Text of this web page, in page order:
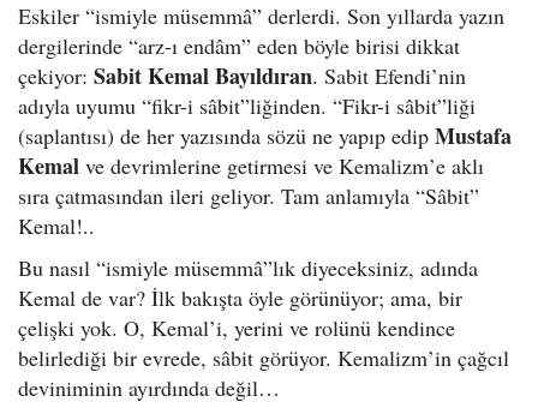
Eskiler “ismiyle müsemmâ” derlerdi. Son yıllarda yazın
dergilerinde “arz-ı endâm” eden böyle birisi dikkat
çekiyor: Sabit Kemal Bayıldıran. Sabit Efendi’nin
adıyla uyumu “fikr-i sâbit”liğinden. “Fikr-i sâbit”liği
(saplantısı) de her yazısında sözü ne yapıp edip Mustafa
Kemal ve devrimlerine getirmesi ve Kemalizm’e aklı
sıra çatmasından ileri geliyor. Tam anlamıyla “Sâbit”
Kemal!..
Bu nasıl “ismiyle müsemmâ”lık diyeceksiniz, adında
Kemal de var? İlk bakışta öyle görünüyor; ama, bir
çelişki yok. O, Kemal’i, yerini ve rolünü kendince
belirlediği bir evrede, sâbit görüyor. Kemalizm’in çağcıl
deviniminin ayırdında değil…